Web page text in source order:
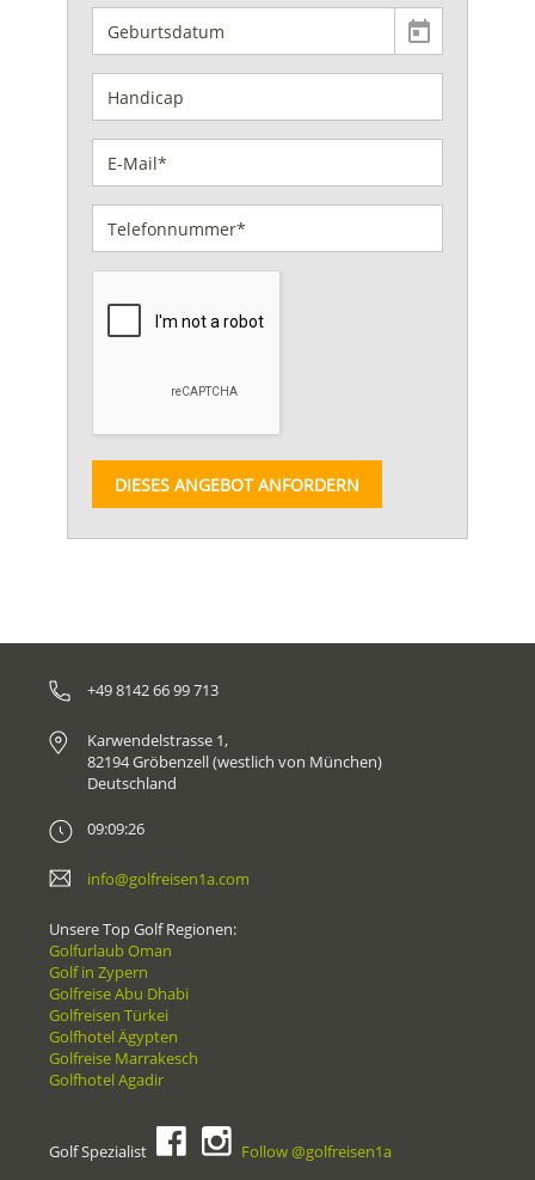
DIESES ANGEBOT ANFORDERN
+49 8142 66 99 713
Karwendelstrasse 1,
82194 Gröbenzell (westlich von München)
Deutschland
09:09:26
info@golfreisen1a.com
Unsere Top Golf Regionen:
Golfurlaub Oman
Golf in Zypern
Golfreise Abu Dhabi
Golfreisen Türkei
Golfhotel Ägypten
Golfreise Marrakesch
Golfhotel Agadir
Golf Spezialist Follow @golfreisen1a